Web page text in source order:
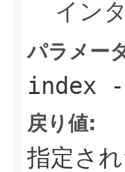
イン
パラメー
index -
戻り値:
指定さ